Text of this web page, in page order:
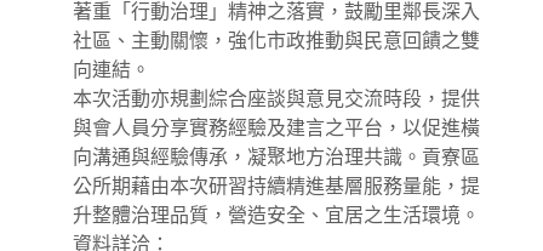
著重「行動治理」精神之落實，鼓勵里鄰長深入
社區、主動關懷，強化市政推動與民意回饋之雙
向連結。
本次活動亦規劃綜合座談與意見交流時段，提供
與會人員分享實務經驗及建言之平台，以促進橫
向溝通與經驗傳承，凝聚地方治理共識。貢寮區
公所期藉由本次研習持續精進基層服務量能，提
升整體治理品質，營造安全、宜居之生活環境。
資料詳洽：